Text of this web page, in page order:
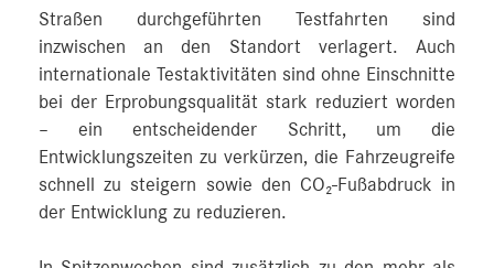
Straßen durchgeführten Testfahrten sind
inzwischen an den Standort verlagert. Auch
internationale Testaktivitäten sind ohne Einschnitte
bei der Erprobungsqualität stark reduziert worden
– ein entscheidender Schritt, um die
Entwicklungszeiten zu verkürzen, die Fahrzeugreife
schnell zu steigern sowie den CO₂-Fußabdruck in
der Entwicklung zu reduzieren.